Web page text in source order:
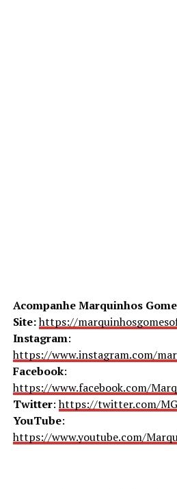
Acompanhe Marquinhos
Site:https://
Instagram:
https://www.instagram.com/
Facebook:
https://www.facebook.com/
Twitter:https://twitter.com/
YouTube:
https://www.youtube.com/